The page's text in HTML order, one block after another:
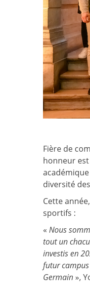
Fière de
honneur
diversité
Cette
sportifs :
« Nous
tout un
investis en
futur
Germain »,